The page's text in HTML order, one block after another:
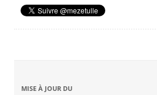
MISE À JOUR DU